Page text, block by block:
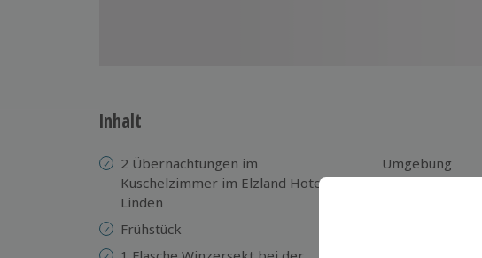
Inhalt
2 Übernachtungen im
Kuschelzimmer im Elzland Hotel 9
Linden
Frühstück
Umgebung